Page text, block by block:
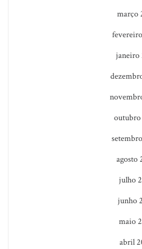
março
janeiro
outubro
agosto
julho
junho
maio
abril